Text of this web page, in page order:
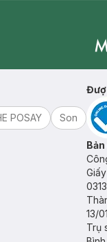
POSAY
Son
13/
Trụ